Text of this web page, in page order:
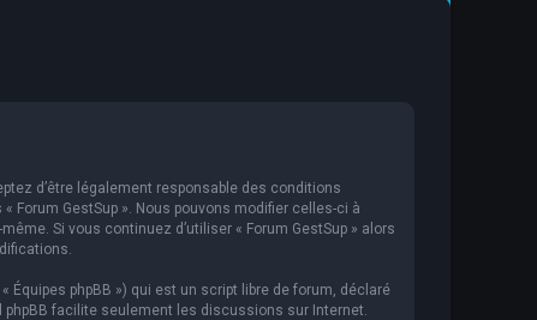
d’être légalement responsable des conditions
Forum GestSup ». Nous pouvons modifier celles-ci à
Si vous continuez d’utiliser « Forum GestSup » alors
Équipes phpBB ») qui est un script libre de forum, déclaré
phpBB facilite seulement les discussions sur Internet.